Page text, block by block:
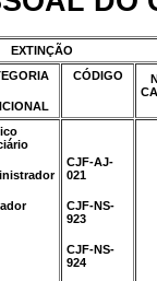
EXTINÇÃO
CÓDIGO
CJF-AJ-
021
CJF-NS-
923
CJF-NS-
924